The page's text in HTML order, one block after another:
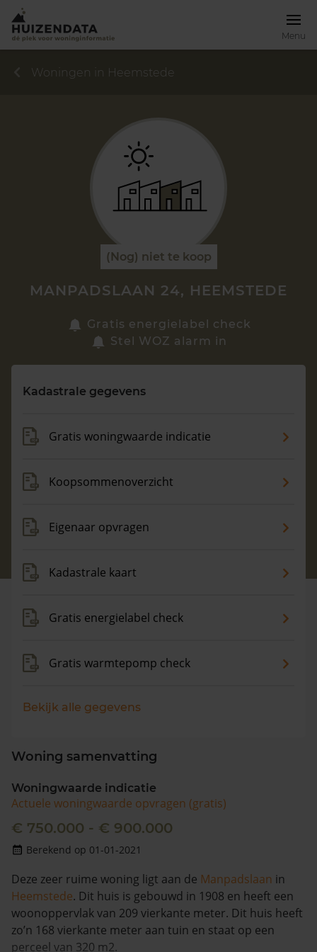
Menu
Zoek een woning
Maandag t/m vrijdag - 08:00 -18:00
Woningen in Heemstede
(Nog) niet te koop
MANPADSLAAN 24, HEEMSTEDE
Gratis energielabel check
Stel WOZ alarm in
Kadastrale gegevens
Gratis woningwaarde indicatie
Koopsommenoverzicht
Eigenaar opvragen
Kadastrale kaart
Gratis energielabel check
Gratis warmtepomp check
Bekijk alle gegevens
Woning samenvatting
Woningwaarde indicatie
Actuele woningwaarde opvragen (gratis)
€ 750.000 - € 900.000
Berekend op 01-01-2021
Deze zeer ruime woning ligt aan de Manpadslaan in
Heemstede. Dit huis is gebouwd in 1908 en heeft een
woonoppervlak van 209 vierkante meter. Dit huis heeft
zo’n 168 vierkante meter aan tuin en staat op een
perceel van 320 m2.